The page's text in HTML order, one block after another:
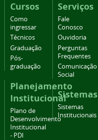
Cursos
Como
ingressar
Técnicos
Graduação
Pós-
graduação
Planejamento
Institucional
Plano de
Desenvolvimento
Institucional
- PDI
Serviços
Fale
Conosco
Ouvidoria
Perguntas
Frequentes
Comunicação
Social
Sistemas
Sistemas
Institucionais